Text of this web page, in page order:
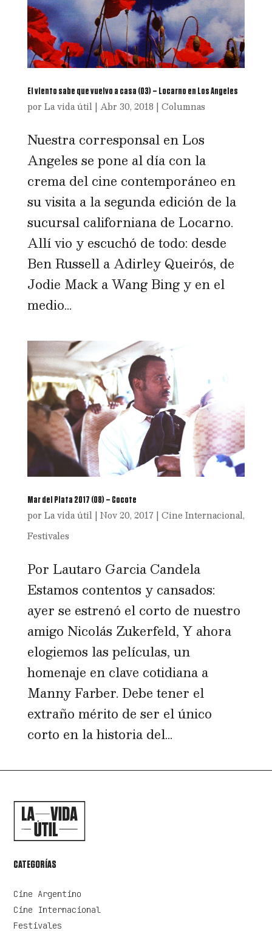
El viento sabe que vuelvo a casa (03) – Locarno en Los Angeles
por La vida útil| Abr 30, 2018 | Columnas
Nuestra corresponsal en Los
Angeles se pone al día con la
crema del cine contemporáneo en
su visita a la segunda edición de la
sucursal californiana de Locarno.
Allí vio y escuchó de todo: desde
Ben Russell a Adirley Queirós, de
Jodie Mack a Wang Bing y en el
medio...
Mar del Plata 2017 (08) – Cocote
por La vida útil| Nov 20, 2017| Cine Internacional,
Festivales
Por Lautaro Garcia Candela
Estamos contentos y cansados:
ayer se estrenó el corto de nuestro
amigo Nicolás Zukerfeld, Y ahora
elogiemos las películas, un
homenaje en clave cotidiana a
Manny Farber. Debe tener el
extraño mérito de ser el único
corto en la historia del...
CATEGORÍAS
Cine Argentino
Cine Internacional
Festivales